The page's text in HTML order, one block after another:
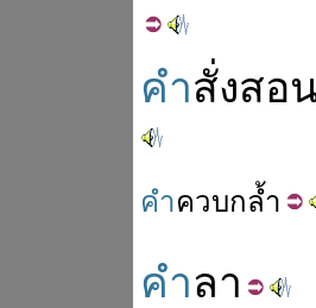
คำสั่งสอ
คำควบกล้ำ
คำลา